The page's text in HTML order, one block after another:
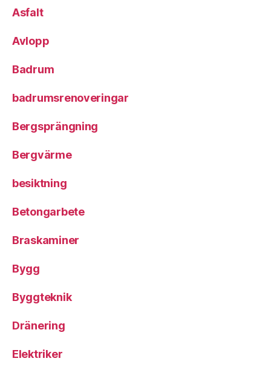
Asfalt
Avlopp
Badrum
badrumsrenoveringar
Bergsprängning
Bergvärme
besiktning
Betongarbete
Braskaminer
Bygg
Byggteknik
Dränering
Elektriker